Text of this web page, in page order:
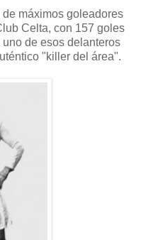
máximos goleadores
Celta, con 157 goles
de esos delanteros
"killer del área".